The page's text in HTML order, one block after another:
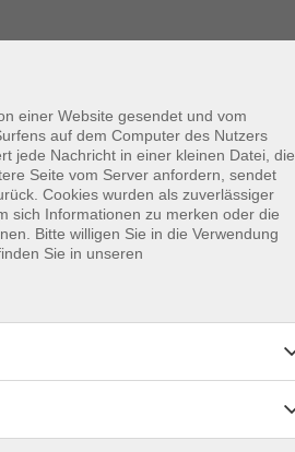
einer Website gesendet und vom
auf dem Computer des Nutzers
jede Nachricht in einer kleinen Datei, die
Seite vom Server anfordern, sendet
Cookies wurden als zuverlässiger
sich Informationen zu merken oder die
Bitte willigen Sie in die Verwendung
Sie in unseren